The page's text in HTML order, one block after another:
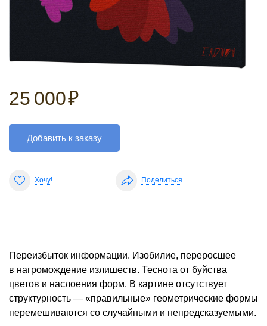
25 000₽
Добавить к заказу
Хочу! Поделиться
Переизбыток информации. Изобилие, переросшее
в нагромождение излишеств. Теснота от буйства
цветов и наслоения форм. В картине отсутствует
структурность — «правильные» геометрические формы
перемешиваются со случайными и непредсказуемыми.